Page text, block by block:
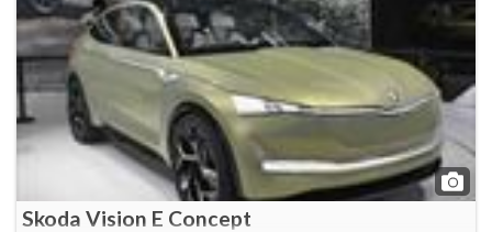
Skoda Vision E Concept